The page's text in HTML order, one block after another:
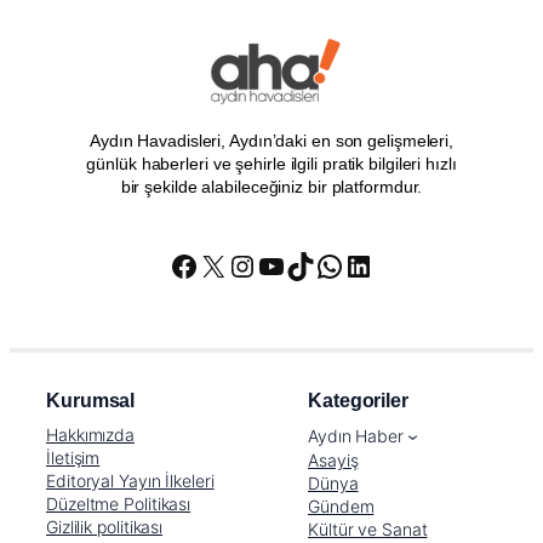
Aydın Havadisleri, Aydın’daki en son gelişmeleri,
günlük haberleri ve şehirle ilgili pratik bilgileri hızlı
bir şekilde alabileceğiniz bir platformdur.
Facebook
X Instagram
YouTube
TikTok
WhatsApp
LinkedIn
Kurumsal
Hakkımızda
İletişim
Editoryal Yayın İlkeleri
Düzeltme Politikası
Gizlilik politikası
Kategoriler
Aydın Haber
Asayiş
Dünya
Gündem
Kültür ve Sanat